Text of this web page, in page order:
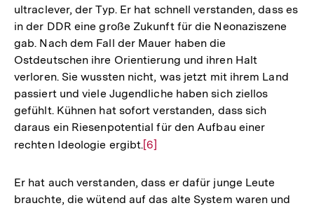
ultraclever, der Typ. Er hat schnell verstanden, dass es
in der DDR eine große Zukunft für die Neonaziszene
gab. Nach dem Fall der Mauer haben die
Ostdeutschen ihre Orientierung und ihren Halt
verloren. Sie wussten nicht, was jetzt mit ihrem Land
passiert und viele Jugendliche haben sich ziellos
gefühlt. Kühnen hat sofort verstanden, dass sich
daraus ein Riesenpotential für den Aufbau einer
rechten Ideologie ergibt.Zur
der
Fußnote
[6]
Er hat auch verstanden, dass er dafür junge Leute
brauchte, die wütend auf das alte System waren und